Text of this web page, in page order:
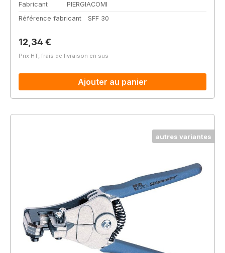
Fabricant
PIERGIACOMI
Référence fabricant
SFF 30
Prix régulier :
12,34 €
Prix HT, frais de livraison en sus
Ajouter au panier
autres variantes